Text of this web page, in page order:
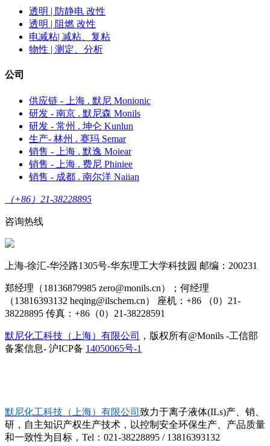
透明 | 防静电 改性
透明 | 阻燃 改性
电减粘| 减粘、复粘
物性 | 测定、分析
公司
供应链 - 上海 . 默尼 Monionic
研发 - 南京 . 默尼森 Monils
研发 - 常州 . 坤仑 Kunlun
生产- 林州 . 赛玛 Semar
销售 - 上海 . 默逸 Moiear
销售 - 上海 . 费尼 Phiniee
销售 - 成都 . 南尔洋 Naiian
（+86）21-38228895
咨询热线
上海-徐汇-华泾路1305号-华东理工大学科技园 邮编：200231
郑经理（18136879985 zero@monils.cn）；何经理
（13816393132 heqing@ilschem.cn） 座机：+86 （0）21-
38228895 传真：+86（0）21-38228591
默尼化工科技（上海）有限公司
，版权所有@Monils -工信部
备案信息- 沪ICP备 14050065号-1
默尼化工科技（上海）有限公司 致力于离子液体(ILs)产、销、
研，自主知识产权生产技术，以控制安全环保生产、产品质量
和一致性为目标，Tel：021-38228895 / 13816393132